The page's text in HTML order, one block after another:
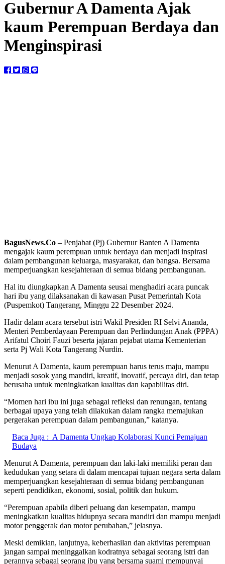
Gubernur A Damenta Ajak
kaum Perempuan Berdaya dan
Menginspirasi
BagusNews.Co – Penjabat (Pj) Gubernur Banten A Damenta
mengajak kaum perempuan untuk berdaya dan menjadi inspirasi
dalam pembangunan keluarga, masyarakat, dan bangsa. Bersama
memperjuangkan kesejahteraan di semua bidang pembangunan.
Hal itu diungkapkan A Damenta seusai menghadiri acara puncak
hari ibu yang dilaksanakan di kawasan Pusat Pemerintah Kota
(Puspemkot) Tangerang, Minggu 22 Desember 2024.
Hadir dalam acara tersebut istri Wakil Presiden RI Selvi Ananda,
Menteri Pemberdayaan Perempuan dan Perlindungan Anak (PPPA)
Arifatul Choiri Fauzi beserta jajaran pejabat utama Kementerian
serta Pj Wali Kota Tangerang Nurdin.
Menurut A Damenta, kaum perempuan harus terus maju, mampu
menjadi sosok yang mandiri, kreatif, inovatif, percaya diri, dan tetap
berusaha untuk meningkatkan kualitas dan kapabilitas diri.
“Momen hari ibu ini juga sebagai refleksi dan renungan, tentang
berbagai upaya yang telah dilakukan dalam rangka memajukan
pergerakan perempuan dalam pembangunan,” katanya.
Baca Juga : A Damenta Ungkap Kolaborasi Kunci Pemajuan
Budaya
Menurut A Damenta, perempuan dan laki-laki memiliki peran dan
kedudukan yang setara di dalam mencapai tujuan negara serta dalam
memperjuangkan kesejahteraan di semua bidang pembangunan
seperti pendidikan, ekonomi, sosial, politik dan hukum.
“Perempuan apabila diberi peluang dan kesempatan, mampu
meningkatkan kualitas hidupnya secara mandiri dan mampu menjadi
motor penggerak dan motor perubahan,” jelasnya.
Meski demikian, lanjutnya, keberhasilan dan aktivitas perempuan
jangan sampai meninggalkan kodratnya sebagai seorang istri dan
perannya sebagai seorang ibu yang bersama suami mempunyai